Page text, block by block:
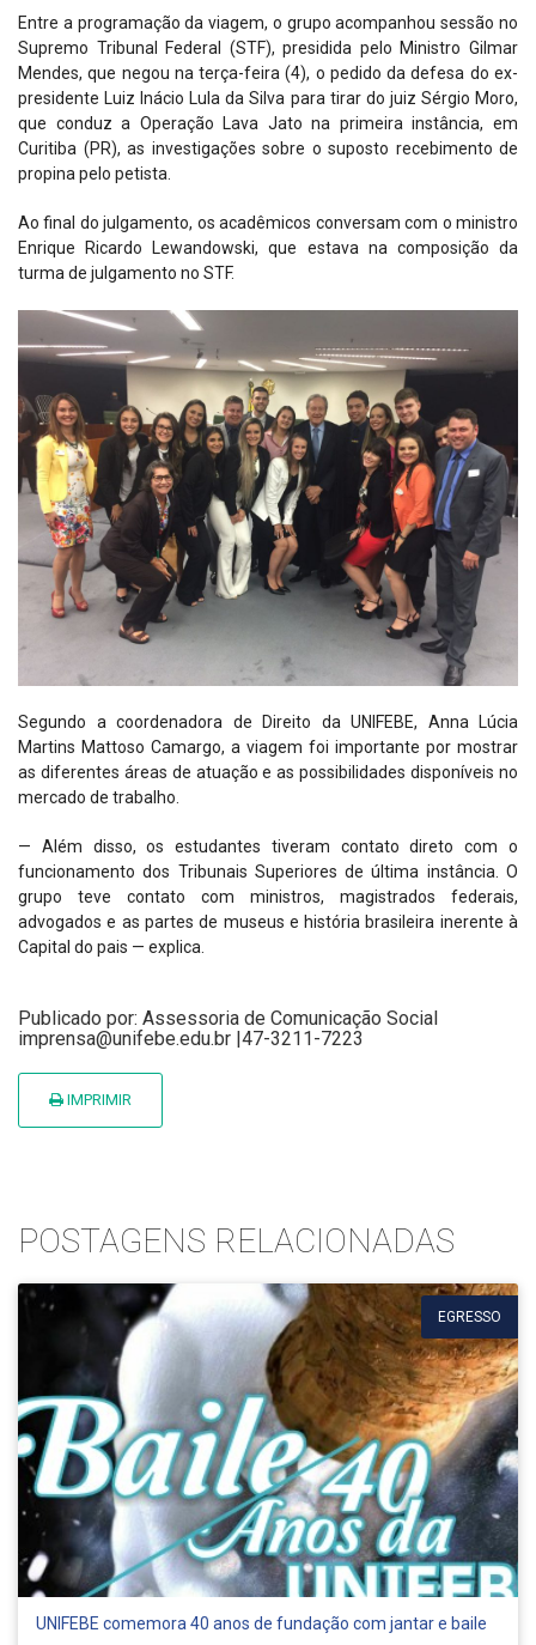
Entre a programação da viagem, o grupo acompanhou sessão no
Supremo Tribunal Federal (STF), presidida pelo Ministro Gilmar
Mendes, que negou na terça-feira (4), o pedido da defesa do ex-
presidente Luiz Inácio Lula da Silva para tirar do juiz Sérgio Moro,
que conduz a Operação Lava Jato na primeira instância, em
Curitiba (PR), as investigações sobre o suposto recebimento de
propina pelo petista.
Ao final do julgamento, os acadêmicos conversam com o ministro
Enrique Ricardo Lewandowski, que estava na composição da
turma de julgamento no STF.
Segundo a coordenadora de Direito da UNIFEBE, Anna Lúcia
Martins Mattoso Camargo, a viagem foi importante por mostrar
as diferentes áreas de atuação e as possibilidades disponíveis no
mercado de trabalho.
— Além disso, os estudantes tiveram contato direto com o
funcionamento dos Tribunais Superiores de última instância. O
grupo teve contato com ministros, magistrados federais,
advogados e as partes de museus e história brasileira inerente à
Capital do pais — explica.
Publicado por: Assessoria de Comunicação Social
imprensa@unifebe.edu.br |47-3211-7223
IMPRIMIR
POSTAGENS RELACIONADAS
EGRESSO
UNIFEBE comemora 40 anos de fundação com jantar e baile